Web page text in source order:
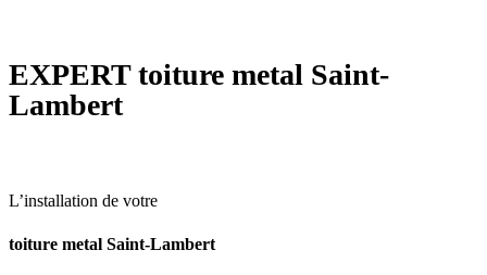
EXPERTtoiture metal Saint-
Lambert
L’installation de votre
toiture metal Saint-Lambert